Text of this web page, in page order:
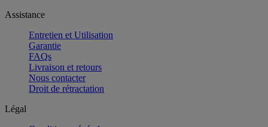
Assistance
Entretien et Utilisation
Garantie
FAQs
Livraison et retours
Nous contacter
Droit de rétractation
Légal